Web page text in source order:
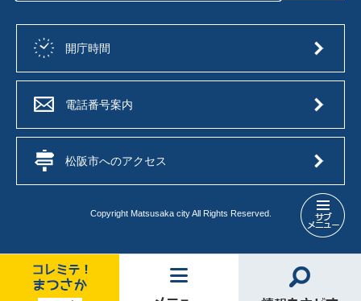
市
の
部
開庁時間
電話番号案内
松阪市へのアクセス
Copyright Matsusaka city All Rights Reserved.